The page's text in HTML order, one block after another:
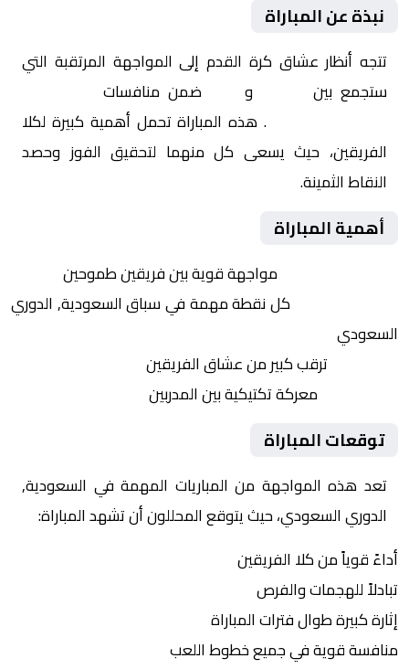
نبذة عن المباراة
تتجه أنظار عشاق كرة القدم إلى المواجهة المرتقبة التي
ستجمع بين
و ضمن منافسات
. هذه المباراة تحمل أهمية كبيرة لكلا
الفريقين، حيث يسعى كل منهما لتحقيق الفوز وحصد
النقاط الثمينة.
أهمية المباراة
مواجهة قوية بين فريقين طموحين
كل نقطة مهمة في سباق السعودية, الدوري
السعودي
ترقب كبير من عشاق الفريقين
معركة تكتيكية بين المدربين
توقعات المباراة
تعد هذه المواجهة من المباريات المهمة في السعودية,
الدوري السعودي، حيث يتوقع المحللون أن تشهد المباراة:
أداءً قوياً من كلا الفريقين
تبادلاً للهجمات والفرص
إثارة كبيرة طوال فترات المباراة
منافسة قوية في جميع خطوط اللعب